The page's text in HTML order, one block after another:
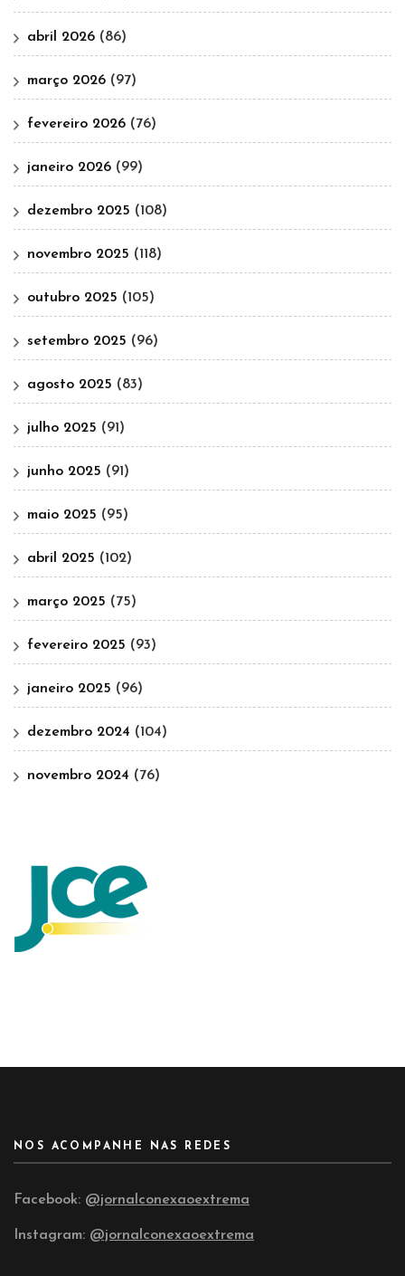
abril 2026 (86)
março 2026 (97)
fevereiro 2026 (76)
janeiro 2026 (99)
dezembro 2025 (108)
novembro 2025 (118)
outubro 2025 (105)
setembro 2025 (96)
agosto 2025 (83)
julho 2025 (91)
junho 2025 (91)
maio 2025 (95)
abril 2025 (102)
março 2025 (75)
fevereiro 2025 (93)
janeiro 2025 (96)
dezembro 2024 (104)
novembro 2024 (76)
NOS ACOMPANHE NAS REDES
Facebook: @jornalconexaoextrema
Instagram: @jornalconexaoextrema